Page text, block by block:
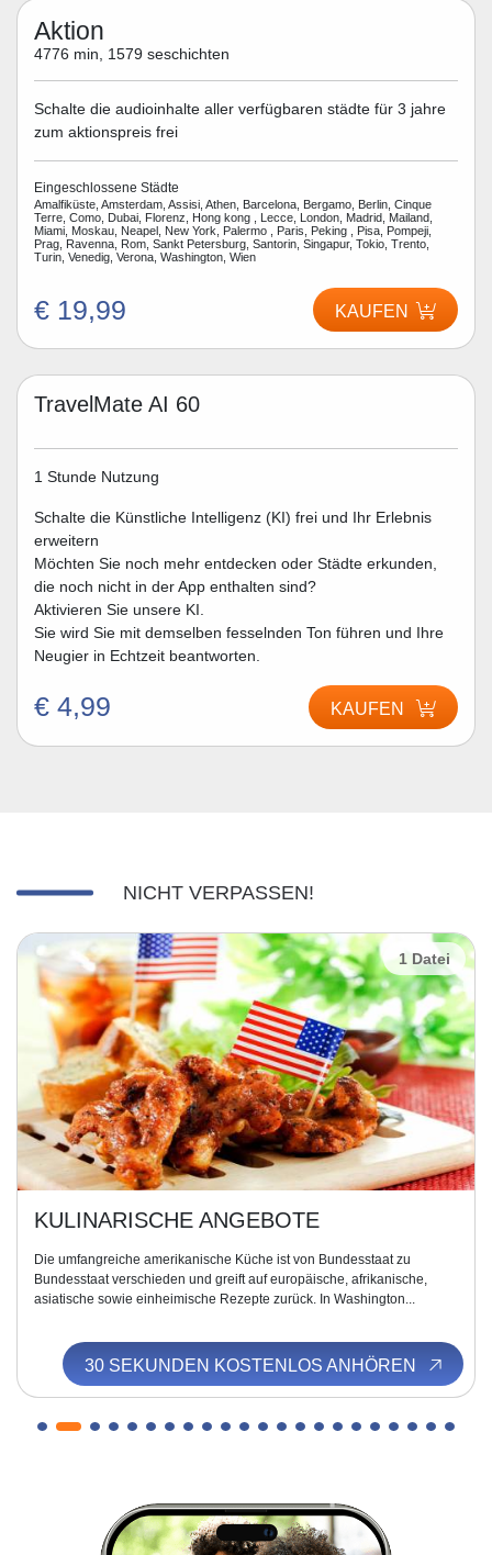
Aktion
4776 min, 1579 seschichten
Schalte die audioinhalte aller verfügbaren städte für 3 jahre
zum aktionspreis frei
Eingeschlossene Städte
Amalfiküste, Amsterdam, Assisi, Athen, Barcelona, Bergamo, Berlin, Cinque
Terre, Como, Dubai, Florenz, Hong kong , Lecce, London, Madrid, Mailand,
Miami, Moskau, Neapel, New York, Palermo , Paris, Peking , Pisa, Pompeji,
Prag, Ravenna, Rom, Sankt Petersburg, Santorin, Singapur, Tokio, Trento,
Turin, Venedig, Verona, Washington, Wien
€ 19,99 KAUFEN
TravelMate AI 60
1 Stunde Nutzung
Schalte die Künstliche Intelligenz (KI) frei und Ihr Erlebnis
erweitern
Möchten Sie noch mehr entdecken oder Städte erkunden,
die noch nicht in der App enthalten sind?
Aktivieren Sie unsere KI.
Sie wird Sie mit demselben fesselnden Ton führen und Ihre
Neugier in Echtzeit beantworten.
€ 4,99 KAUFEN
NICHT VERPASSEN!
1 Datei
NATIONAL MALL
Wie Sie gleich sehen werden, handelt es sich um einen 3
langen Park, der sich vom Kapitol bis zum Lincoln Memorial
In seiner Mitte ragt der Obelisk des Washington Monuments...
30 SEKUNDEN KOSTENLOS